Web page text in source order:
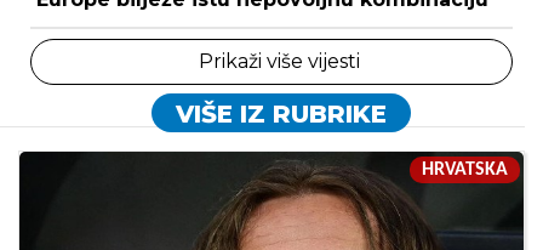
Prikaži više vijesti
VIŠE IZ RUBRIKE
HRVATSKA